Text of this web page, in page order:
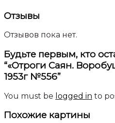
Отзывы
Отзывов пока нет.
Будьте первым, кто
“«Отроги Саян.
1953г №556”
You must be logged in to
Похожие картины